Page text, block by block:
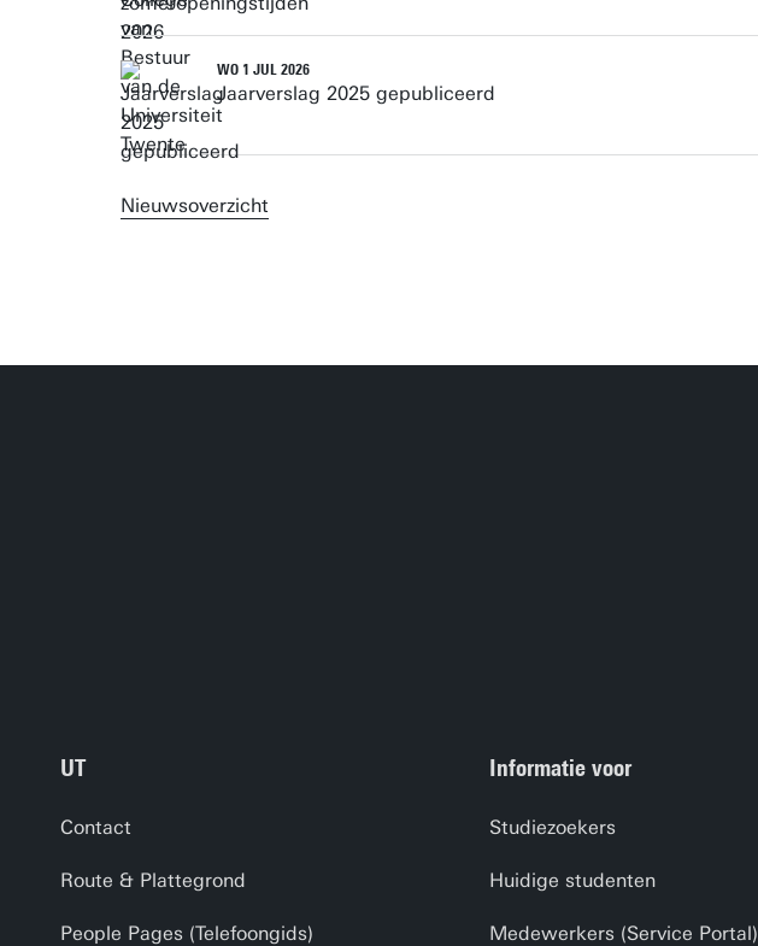
WO 1 JUL 2026
Jaarverslag 2025 gepubliceerd
Nieuwsoverzicht
UT
Contact
Route & Plattegrond
People Pages (Telefoongids)
Informatie voor
Studiezoekers
Huidige studenten
Medewerkers (Service Portal)